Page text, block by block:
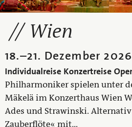
Wien
18.–21. Dezember 2026
Individualreise Konzertreise
Philharmoniker spielen unter
Mäkelä im Konzerthaus Wien
Ades und Strawinski.
Zauberflöte« mit...